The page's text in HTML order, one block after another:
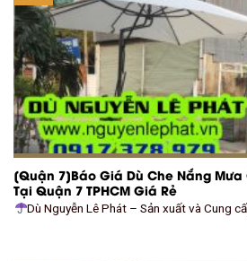
[Quận 7]Báo Giá Dù Che Nắng
Tại Quận 7 TPHCM Giá Rẻ
Dù Nguyễn Lê Phát – Sản xuất và Cung